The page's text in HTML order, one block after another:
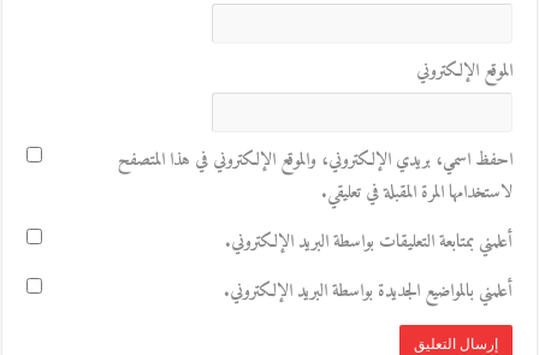
الموقع الإلكتروني
احفظ اسمي، بريدي الإلكتروني، والموقع الإلكتروني في هذا المتصفح
لاستخدامها المرة المقبلة في تعليقي.
أعلمني بمتابعة التعليقات بواسطة البريد الإلكتروني.
أعلمني بالمواضيع الجديدة بواسطة البريد الإلكتروني.